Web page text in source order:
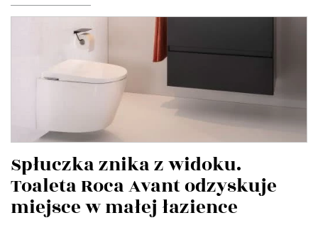
Spłuczka znika z widoku.
Toaleta Roca Avant odzyskuje
miejsce w małej łazience